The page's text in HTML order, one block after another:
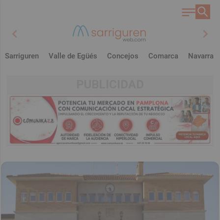
chevron_left chevron_right
Sarriguren Valle de Egüés Concejos Comarca Navarra